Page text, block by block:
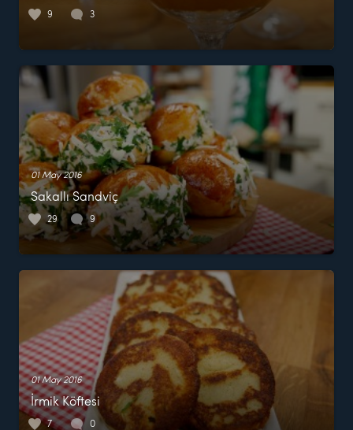
9 3
01 May 2016
Sakallı Sandviç
29 9
01 May 2016
İrmik Köftesi
7 0